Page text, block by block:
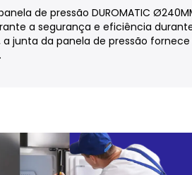
de pressão DUROMATIC
a segurança e eficiência
a junta da panela de pressão